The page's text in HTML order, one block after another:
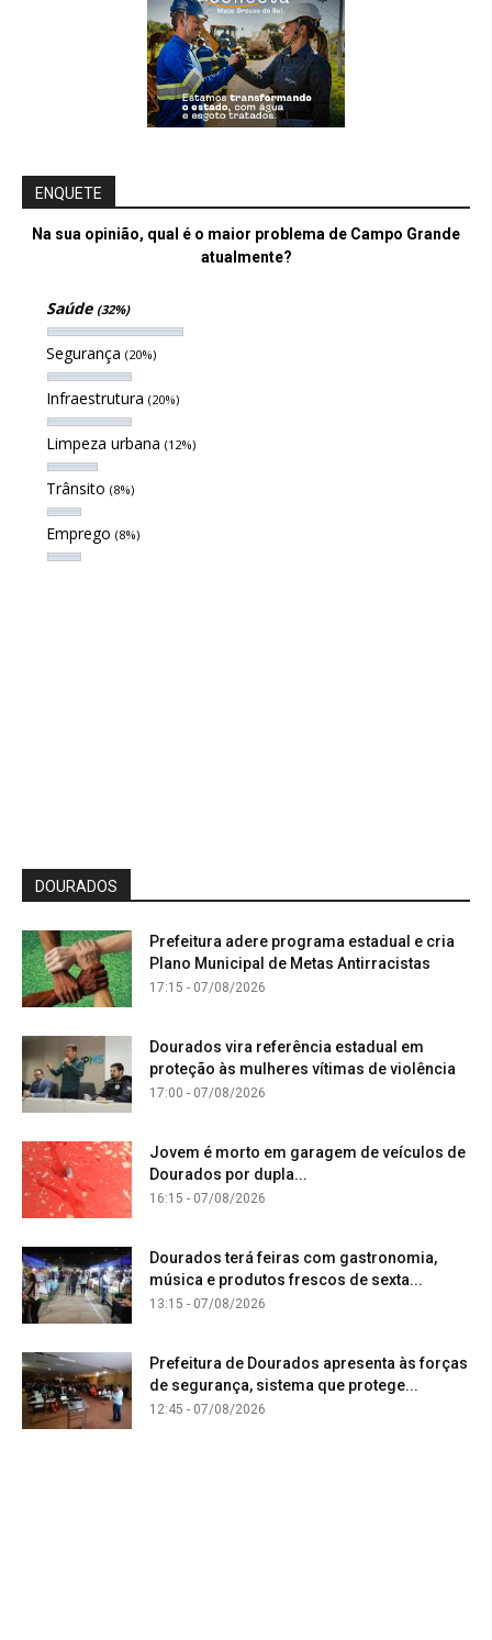
ENQUETE
Na sua opinião, qual é o maior problema de Campo Grande
atualmente?
Saúde (32%)
Segurança (20%)
Infraestrutura (20%)
Limpeza urbana (12%)
Trânsito (8%)
Emprego (8%)
DOURADOS
Prefeitura adere programa estadual e cria
Plano Municipal de Metas Antirracistas
17:15 - 07/08/2026
Dourados vira referência estadual em
proteção às mulheres vítimas de violência
17:00 - 07/08/2026
Jovem é morto em garagem de veículos de
Dourados por dupla...
16:15 - 07/08/2026
Dourados terá feiras com gastronomia,
música e produtos frescos de sexta...
13:15 - 07/08/2026
Prefeitura de Dourados apresenta às forças
de segurança, sistema que protege...
12:45 - 07/08/2026